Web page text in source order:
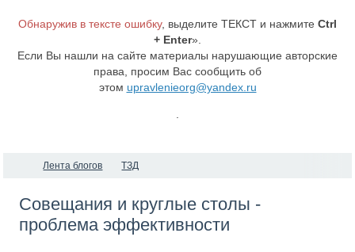
Обнаружив в тексте ошибку, выделите ТЕКСТ и нажмите Ctrl
+ Enter».
Если Вы нашли на сайте материалы нарушающие авторские
права, просим Вас сообщить об
этом upravlenieorg@yandex.ru
Лента блогов ТЗД
Совещания и круглые столы -
проблема эффективности